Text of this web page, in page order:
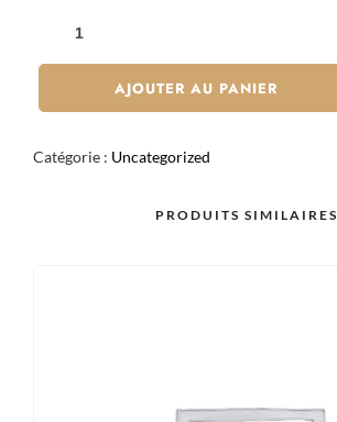
THAÏ
AJOUTER AU PANIER
Catégorie : Uncategorized
PRODUITS SIMILAIRES